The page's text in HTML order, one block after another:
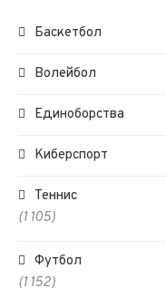
Баскетбол
Волейбол
Единоборства
Киберспорт
Теннис
(1 105)
Футбол
(1 152)